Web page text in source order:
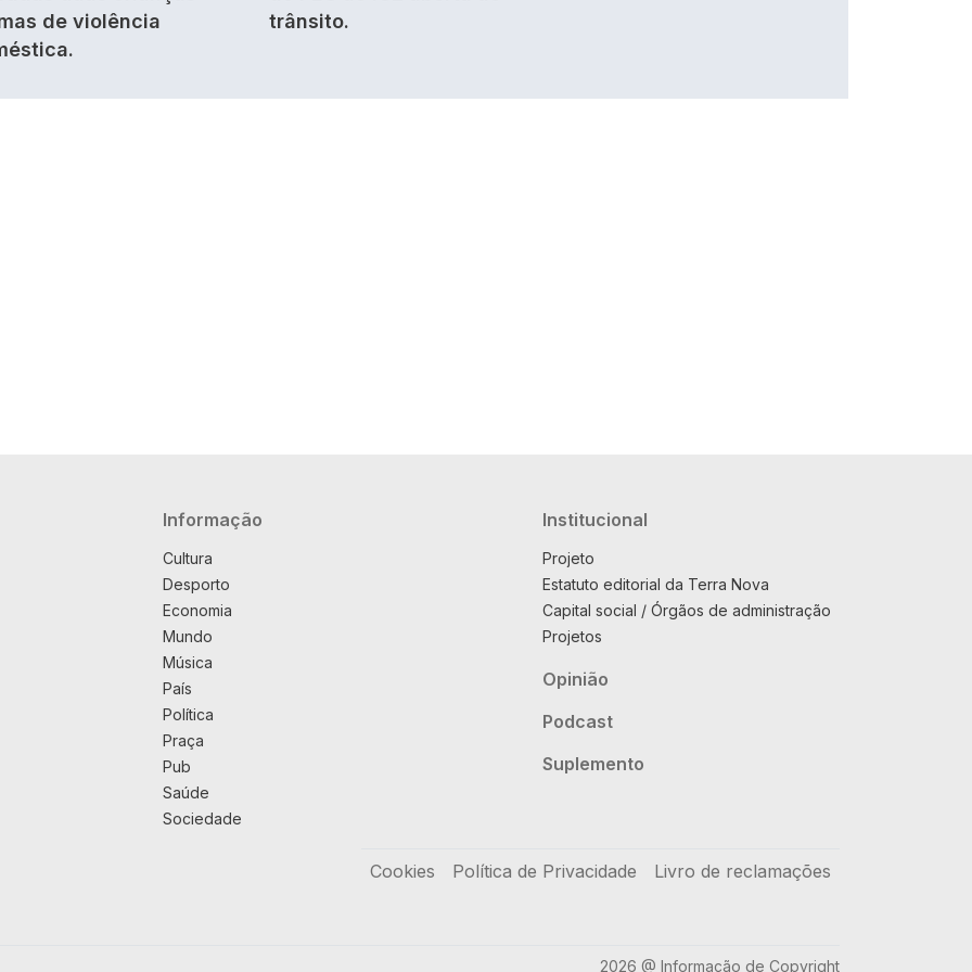
de violência
trânsito.
Navegação principal
Informação
Cultura
Desporto
Economia
Mundo
Música
País
Política
Praça
Pub
Saúde
Sociedade
Institucional
Projeto
Estatuto editorial da Terra Nova
Capital social / Órgãos de administração
Projetos
Opinião
Podcast
Suplemento
Cookies Política de Privacidade Livro de reclamações
2026 @ Informação de Copyright